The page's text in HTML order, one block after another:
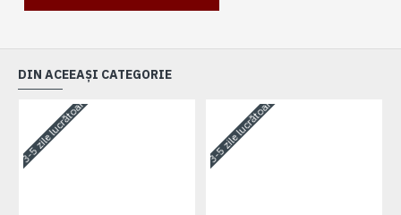
DIN ACEEAȘI CATEGORIE
3-5 zile lucrătoare 3-5 zile lucrătoare